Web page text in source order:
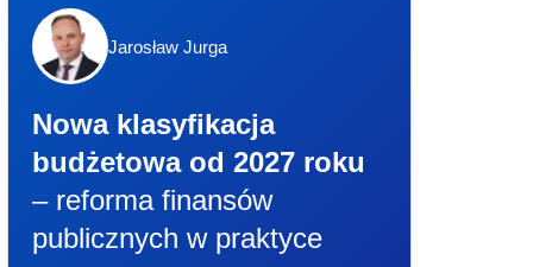
Jarosław Jurga
Nowa klasyfikacja
budżetowa od 2027 roku
– reforma finansów
publicznych w praktyce